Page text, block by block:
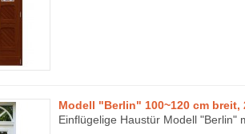
Modell "Berlin" 100~120 cm breit,
Einflügelige Haustür Modell "Berlin"